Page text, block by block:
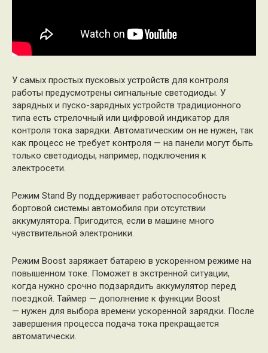
У самых простых пусковых устройств для контроля
работы предусмотрены сигнальные светодиоды. У
зарядных и пуско-зарядных устройств традиционного
типа есть стрелочный или цифровой индикатор для
контроля тока зарядки. Автоматическим он не нужен, так
как процесс не требует контроля — на панели могут быть
только светодиоды, например, подключения к
электросети.
Режим Stand By поддерживает работоспособность
бортовой системы автомобиля при отсутствии
аккумулятора. Пригодится, если в машине много
чувствительной электроники.
Режим Boost заряжает батарею в ускоренном режиме на
повышенном токе. Поможет в экстренной ситуации,
когда нужно срочно подзарядить аккумулятор перед
поездкой. Таймер — дополнение к функции Boost
— нужен для выбора времени ускоренной зарядки. После
завершения процесса подача тока прекращается
автоматически.